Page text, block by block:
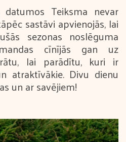
Teiksma nevar
sastāvi apvienojās, lai
sezonas noslēguma
cīnījās gan uz
lai parādītu, kuri ir
atraktīvākie. Divu dienu
un ar savējiem!